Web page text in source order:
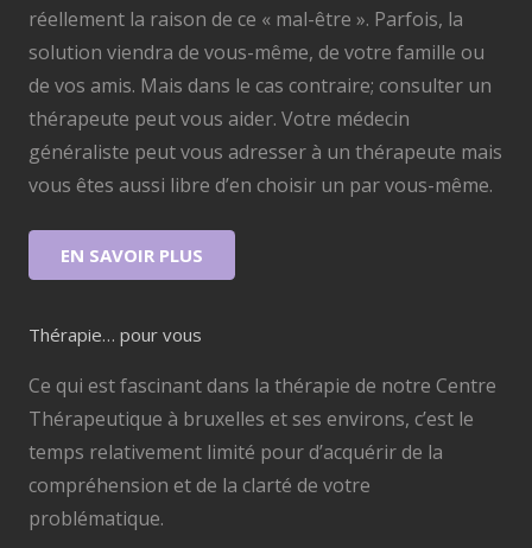
réellement la raison de ce « mal-être ». Parfois, la
solution viendra de vous-même, de votre famille ou
de vos amis. Mais dans le cas contraire; consulter un
thérapeute peut vous aider. Votre médecin
généraliste peut vous adresser à un thérapeute mais
vous êtes aussi libre d’en choisir un par vous-même.
EN SAVOIR PLUS
Thérapie… pour vous
Ce qui est fascinant dans la thérapie de notre Centre
Thérapeutique à bruxelles et ses environs, c’est le
temps relativement limité pour d’acquérir de la
compréhension et de la clarté de votre
problématique.